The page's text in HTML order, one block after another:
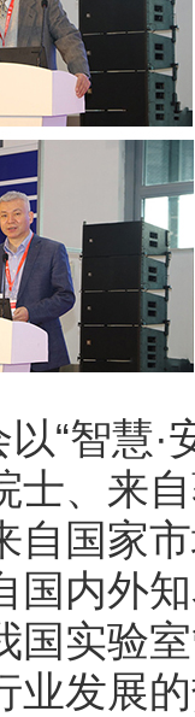
“智慧·
士、来
自国家
国内外
国实验
业发展